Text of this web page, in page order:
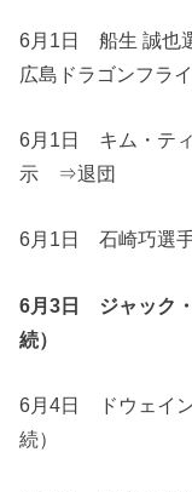
6月1日 船生 誠也
広島ドラゴンフラ
6月1日 キム・テ
示 ⇒退団
6月1日 石崎巧選
6月3日 ジャック
続）
6月4日 ドウェイ
続）